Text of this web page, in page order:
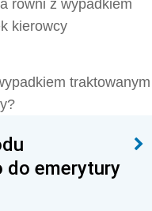
równi z wypadkiem
kierowcy
traktowanym
do emerytury